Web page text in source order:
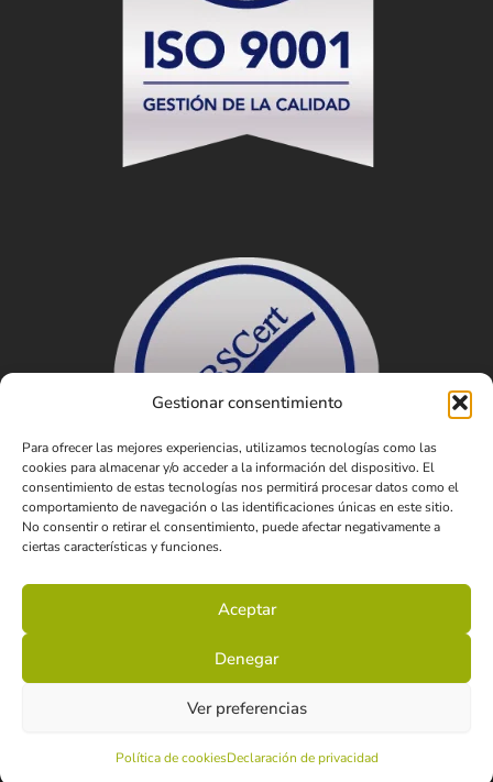
Gestionar consentimiento
Para ofrecer las mejores experiencias, utilizamos tecnologías como las
cookies para almacenar y/o acceder a la información del dispositivo. El
consentimiento de estas tecnologías nos permitirá procesar datos como el
comportamiento de navegación o las identificaciones únicas en este sitio.
No consentir o retirar el consentimiento, puede afectar negativamente a
ciertas características y funciones.
Aceptar
Denegar
Ver preferencias
Política de cookiesDeclaración de privacidad
Política de Privacidad
Desarrollado por SIPE Informática